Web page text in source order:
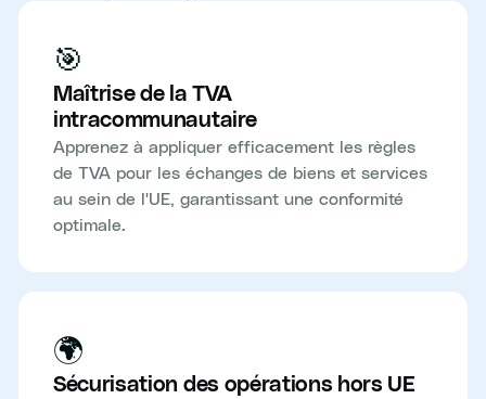
🎯
Maîtrise de la TVA
intracommunautaire
Apprenez à appliquer efficacement les règles
de TVA pour les échanges de biens et services
au sein de l'UE, garantissant une conformité
optimale.
🌍
Sécurisation des opérations hors UE